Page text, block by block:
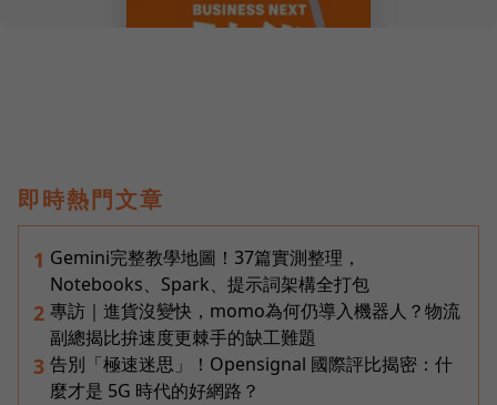
即時熱門文章
1 Gemini完整教學地圖！37篇實測整理，
Notebooks、Spark、提示詞架構全打包
2 專訪｜進貨沒變快，momo為何仍導入機器人？物流
副總揭比拚速度更棘手的缺工難題
3 告別「極速迷思」！Opensignal 國際評比揭密：什
麼才是 5G 時代的好網路？